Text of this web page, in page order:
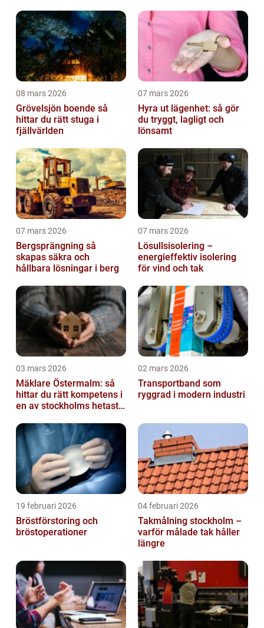
08 mars 2026
Grövelsjön boende så
hittar du rätt stuga i
fjällvärlden
07 mars 2026
Hyra ut lägenhet: så gör
du tryggt, lagligt och
lönsamt
07 mars 2026
Bergsprängning så
skapas säkra och
hållbara lösningar i berg
07 mars 2026
Lösullsisolering –
energieffektiv isolering
för vind och tak
03 mars 2026
Mäklare Östermalm: så
hittar du rätt kompetens i
en av stockholms hetaste
02 mars 2026
Transportband som
ryggrad i modern industri
19 februari 2026
Bröstförstoring och
bröstoperationer
04 februari 2026
Takmålning stockholm –
varför målade tak håller
längre